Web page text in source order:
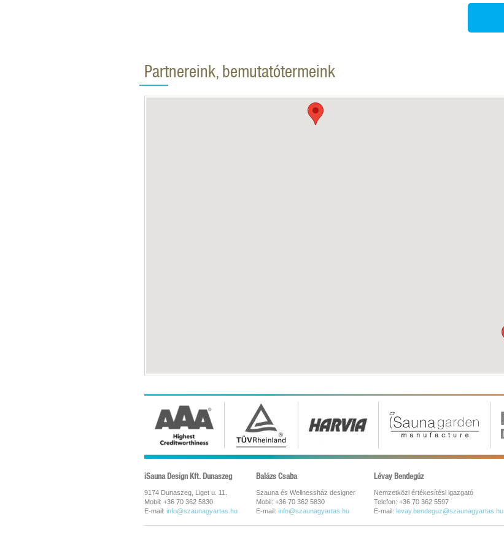
Partnereink, bemutatótermeink
iSauna Design Kft. Dunaszeg
9174 Dunaszeg, Liget u. 11.
Mobil: +36 70 362 5830
E-mail: info@szaunagyartas.hu
Balázs Csaba
Szauna és Wellnessház designer
Mobil: +36 70 362 5830
E-mail: info@szaunagyartas.hu
Lévay Bendegúz
Nemzetközi értékesítési igazgató
Telefon: +36 70 362 5597
E-mail: levay.bendeguz@szaunagyartas.hu